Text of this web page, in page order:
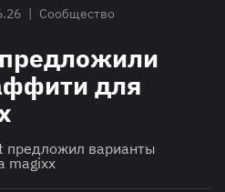
| Сообщество
для
предложил варианты
magixx